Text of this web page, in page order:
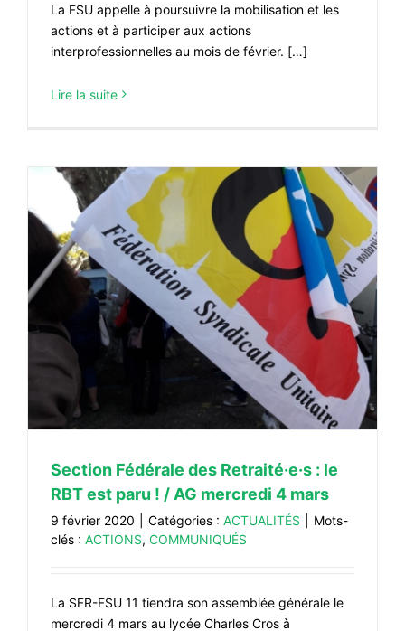
La FSU appelle à poursuivre la mobilisation et les
actions et à participer aux actions
interprofessionnelles au mois de février. […]
Lire la suite
Section Fédérale des Retraité·e·s : le
RBT est paru ! / AG mercredi 4 mars
9 février 2020 Catégories : ACTUALITÉS
Mots-
clés : ACTIONS, COMMUNIQUÉS
La SFR-FSU 11 tiendra son assemblée générale le
mercredi 4 mars au lycée Charles Cros à